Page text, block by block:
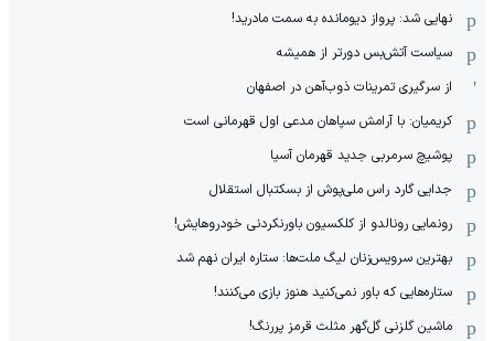
نهایی شد: پرواز دیومانده به سمت مادرید!
سیاست آتش‌بس دورتر از همیشه
از سرگیری تمرینات ذوب‌آهن در اصفهان
کریمیان: با آرامش سپاهان مدعی اول قهرمانی است
پوشیچ سرمربی جدید قهرمان آسیا
جدایی گارد راس ملی‌پوش از بسکتبال استقلال
رونمایی رونالدو از کلکسیون باورنکردنی خودروهایش!
بهترین سرویس‌زنان لیگ ملت‌ها: ستاره ایران نهم شد
ستاره‌هایی که باور نمی‌کنید هنوز بازی می‌کنند!
ماشین گلزنی گل‌گهر مثلث قرمز پررنگ!